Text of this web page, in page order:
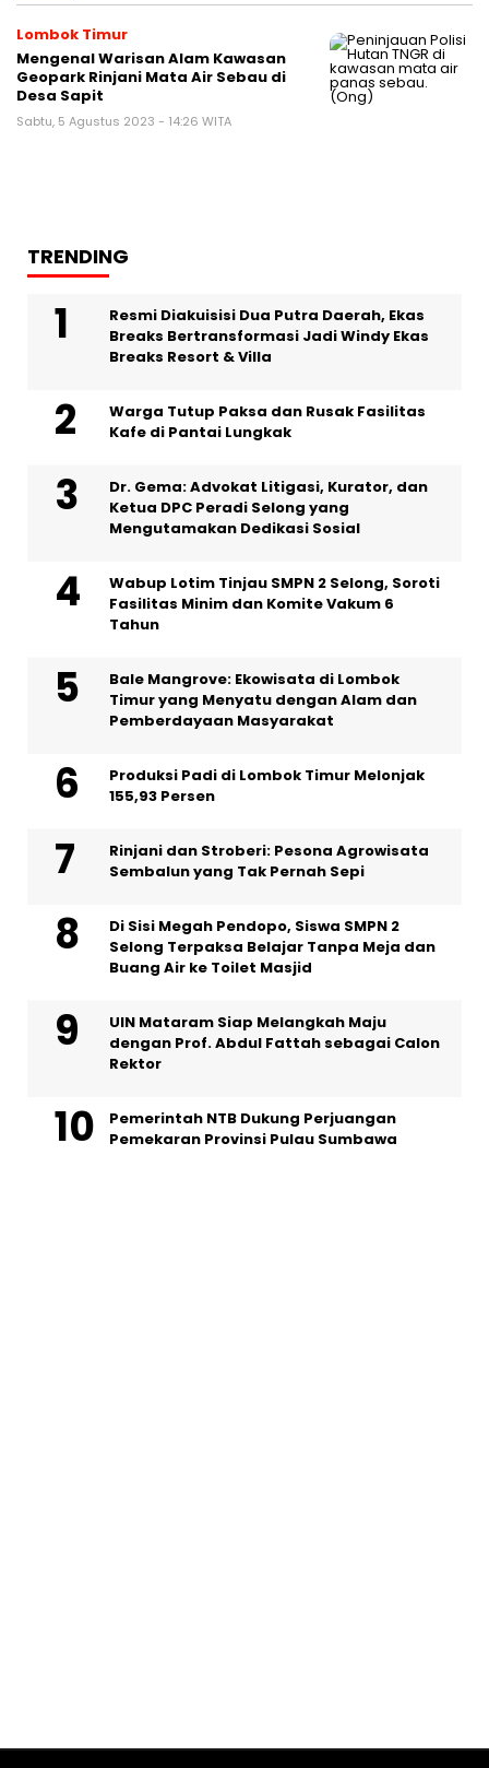
Lombok Timur
Mengenal Warisan Alam Kawasan
Geopark Rinjani Mata Air Sebau di
Desa Sapit
Sabtu, 5 Agustus 2023 - 14:26 WITA
TRENDING
Resmi Diakuisisi Dua Putra Daerah, Ekas
Breaks Bertransformasi Jadi Windy Ekas
Breaks Resort & Villa
Warga Tutup Paksa dan Rusak Fasilitas
Kafe di Pantai Lungkak
Dr. Gema: Advokat Litigasi, Kurator, dan
Ketua DPC Peradi Selong yang
Mengutamakan Dedikasi Sosial
Wabup Lotim Tinjau SMPN 2 Selong, Soroti
Fasilitas Minim dan Komite Vakum 6
Tahun
Bale Mangrove: Ekowisata di Lombok
Timur yang Menyatu dengan Alam dan
Pemberdayaan Masyarakat
Produksi Padi di Lombok Timur Melonjak
155,93 Persen
Rinjani dan Stroberi: Pesona Agrowisata
Sembalun yang Tak Pernah Sepi
Di Sisi Megah Pendopo, Siswa SMPN 2
Selong Terpaksa Belajar Tanpa Meja dan
Buang Air ke Toilet Masjid
UIN Mataram Siap Melangkah Maju
dengan Prof. Abdul Fattah sebagai Calon
Rektor
Pemerintah NTB Dukung Perjuangan
Pemekaran Provinsi Pulau Sumbawa